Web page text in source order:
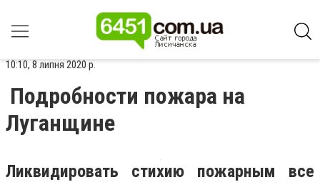
10:10, 8 липня 2020 р.
Подробности пожара на
Луганщине
Ликвидировать стихию пожарным все